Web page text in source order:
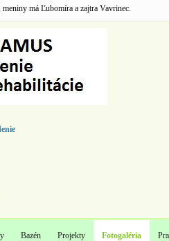
má Ľubomíra a zajtra Vavrinec.
Bazén Projekty Fotogaléria